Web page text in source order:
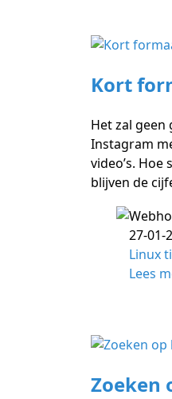
Kort
Het zal
Instagram
video’s.
blijven de
27-01-
Linux
Lees
Zoeken